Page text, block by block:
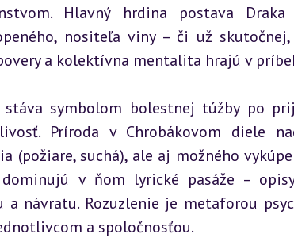
Hlavný hrdina postava
nositeľa viny – či už
a kolektívna mentalita hrajú v
stáva symbolom bolestnej túžby po
Príroda v Chrobákovom diele
(požiare, suchá), ale aj možného
dominujú v ňom lyrické pasáže –
a návratu. Rozuzlenie je metaforou
a spoločnosťou.